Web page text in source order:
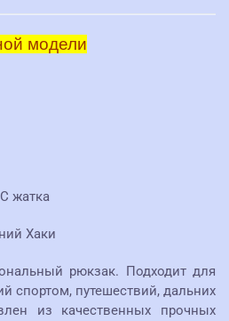
модели
жатка
Хаки
рюкзак. Подходит для
спортом, путешествий, дальних
из качественных прочных